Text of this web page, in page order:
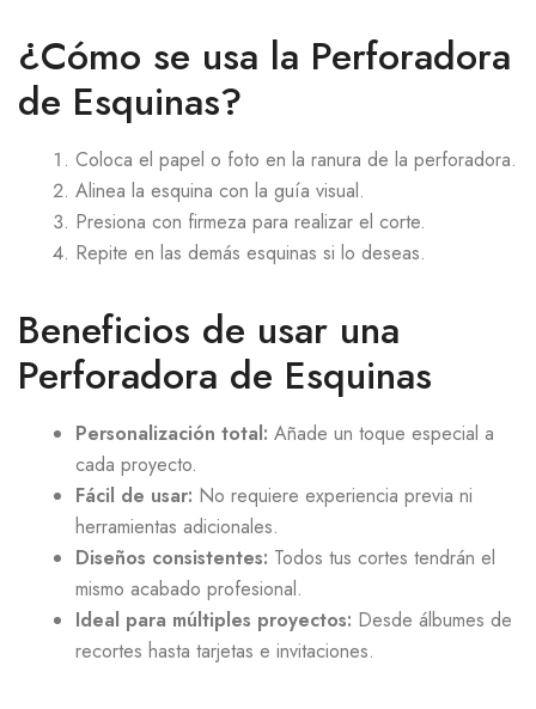
¿Cómo se usa la Perforadora
de Esquinas?
Coloca el papel o foto en la ranura de la perforadora.
Alinea la esquina con la guía visual.
Presiona con firmeza para realizar el corte.
Repite en las demás esquinas si lo deseas.
Beneficios de usar una
Perforadora de Esquinas
Personalización total: Añade un toque especial a
cada proyecto.
Fácil de usar: No requiere experiencia previa ni
herramientas adicionales.
Diseños consistentes: Todos tus cortes tendrán el
mismo acabado profesional.
Ideal para múltiples proyectos: Desde álbumes de
recortes hasta tarjetas e invitaciones.